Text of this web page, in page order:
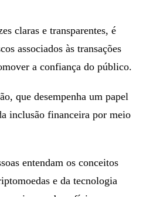
claras e transparentes, é
associados às transações
a confiança do público.
que desempenha um papel
inclusão financeira por meio
entendam os conceitos
e da tecnologia